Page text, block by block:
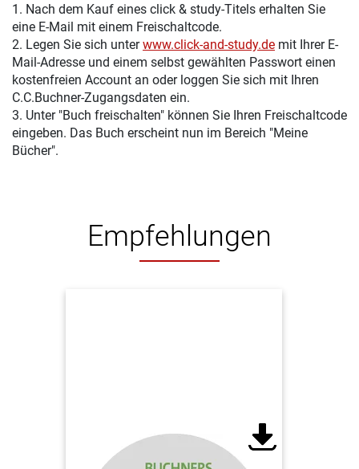
1. Nach dem Kauf eines click & study-Titels erhalten Sie
eine E-Mail mit einem Freischaltcode.
2. Legen Sie sich unterwww.click-and-study.de mit Ihrer E-
Mail-Adresse und einem selbst gewählten Passwort einen
kostenfreien Account an oder loggen Sie sich mit Ihren
C.C.Buchner-Zugangsdaten ein.
3. Unter "Buch freischalten" können Sie Ihren Freischaltcode
eingeben. Das Buch erscheint nun im Bereich "Meine
Bücher".
Empfehlungen